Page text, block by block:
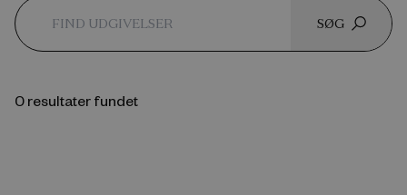
SØG
0 resultater fundet